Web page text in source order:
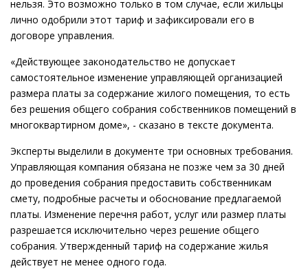
нельзя. Это возможно только в том случае, если жильцы
лично одобрили этот тариф и зафиксировали его в
договоре управления.
«Действующее законодательство не допускает
самостоятельное изменение управляющей организацией
размера платы за содержание жилого помещения, то есть
без решения общего собрания собственников помещений в
многоквартирном доме», - сказано в тексте документа.
Эксперты выделили в документе три основных требования.
Управляющая компания обязана не позже чем за 30 дней
до проведения собрания предоставить собственникам
смету, подробные расчеты и обоснование предлагаемой
платы. Изменение перечня работ, услуг или размер платы
разрешается исключительно через решение общего
собрания. Утвержденный тариф на содержание жилья
действует не менее одного года.